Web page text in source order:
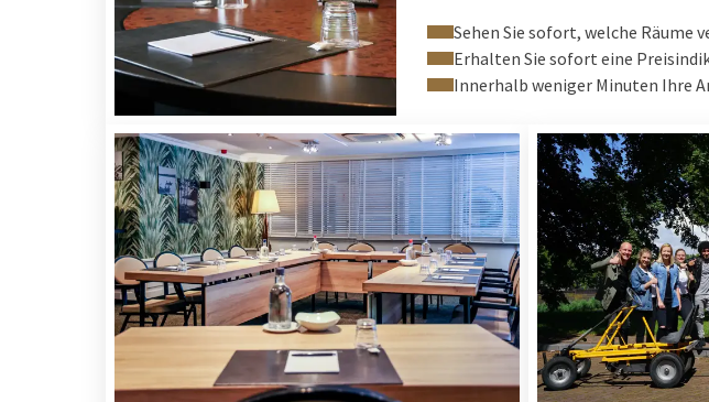
Sehen Sie sofort, welche Räume
Erhalten Sie sofort eine
Innerhalb weniger Minuten Ihre